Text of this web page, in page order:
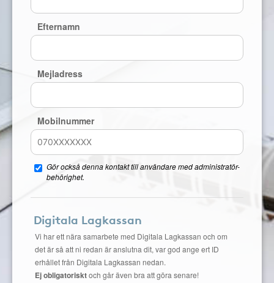
Efternamn
Mejladress
Mobilnummer
Gör också denna kontakt till användare med administratör-
behörighet.
Digitala Lagkassan
Vi har ett nära samarbete med Digitala Lagkassan och om
det är så att ni redan är anslutna dit, var god ange ert ID
erhållet från Digitala Lagkassan nedan.
Ej obligatorisktoch går även bra att göra senare!